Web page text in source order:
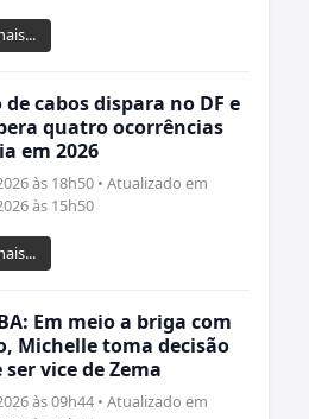
cabos dispara no DF e
quatro ocorrências
em 2026
às 18h50 • Atualizado em
às 15h50
Em meio a briga com
Michelle toma decisão
ser vice de Zema
às 09h44 • Atualizado em